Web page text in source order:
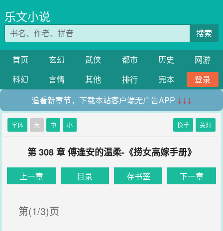
乐文小说
搜索
首页 玄幻 武侠 都市 历史
网游
科幻
言情 其他 排行 完本
登录
追看新章节，下载本站客户端无广告APP ↓↓↓
字体 大 中 小 换手 关灯
第 308 章 傅逢安的温柔-《捞女高嫁手册》
上一章 目录 存书签 下一章
第(1/3)页